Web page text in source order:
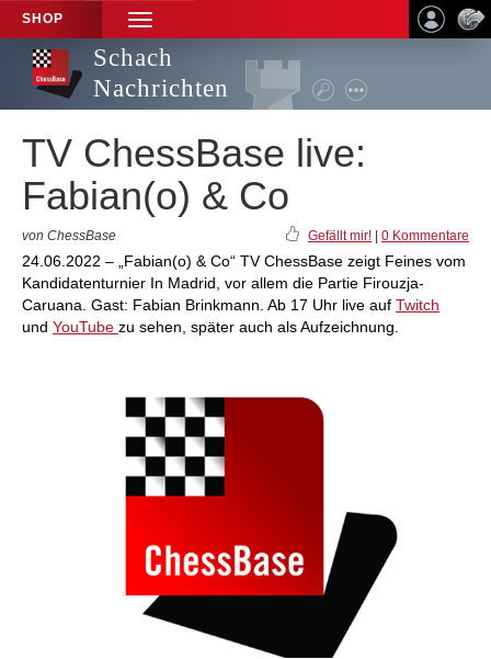
SHOP
TOGGLE
NAVIGATION
Schach
Nachrichten
TV ChessBase live:
Fabian(o) & Co
von ChessBase Gefällt mir! 0 Kommentare
24.06.2022 – „Fabian(o) & Co“ TV ChessBase zeigt Feines vom
Kandidatenturnier In Madrid, vor allem die Partie Firouzja-
Caruana. Gast: Fabian Brinkmann. Ab 17 Uhr live auf Twitch
und YouTube zu sehen, später auch als Aufzeichnung.